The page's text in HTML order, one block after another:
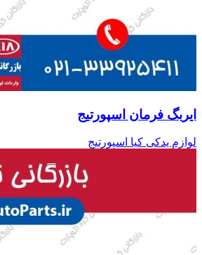
ایربگ فرمان اسپورتیج
لوازم یدکی کیا اسپورتیج